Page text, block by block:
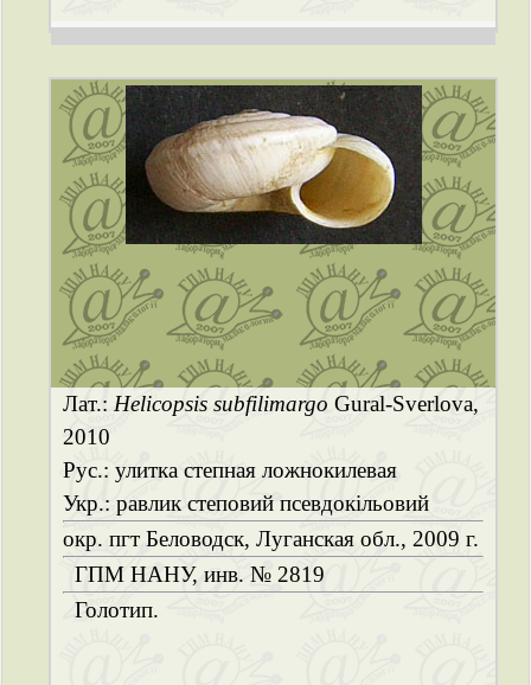
Лат.: Helicopsis subfilimargo Gural-Sverlova,
2010
Рус.: улитка степная ложнокилевая
Укр.: равлик степовий псевдокільовий
окр. пгт Беловодск, Луганская обл., 2009 г.
ГПМ НАНУ, инв. № 2819
Голотип.